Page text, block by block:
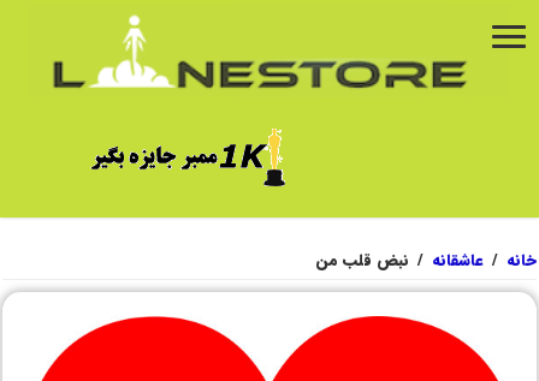
خانه / عاشقانه / نبض قلب من